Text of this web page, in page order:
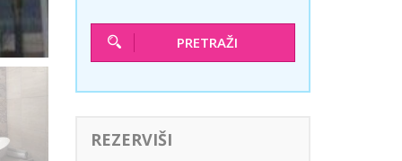
PRETRAŽI
REZERVIŠI